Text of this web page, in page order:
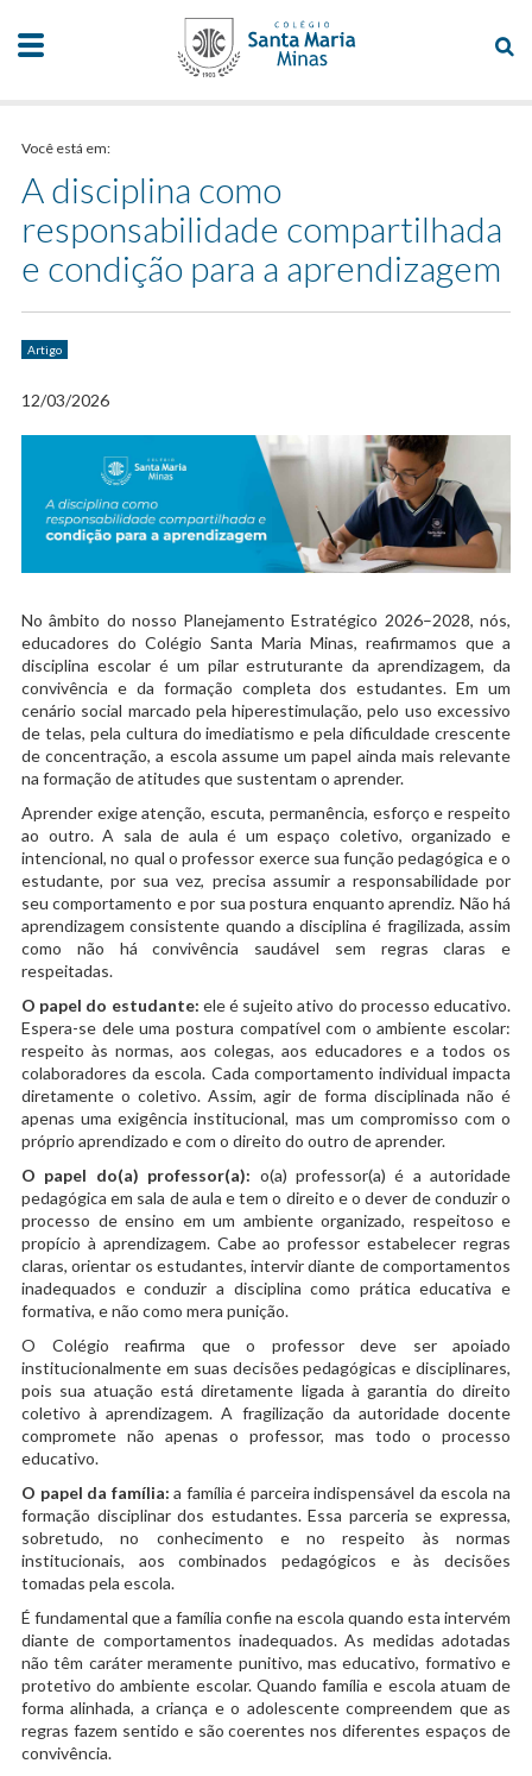
Você está em:
A disciplina como
responsabilidade compartilhada
e condição para a aprendizagem
Artigo
12/03/2026
No âmbito do nosso Planejamento Estratégico 2026–2028, nós,
educadores do Colégio Santa Maria Minas, reafirmamos que a
disciplina escolar é um pilar estruturante da aprendizagem, da
convivência e da formação completa dos estudantes. Em um
cenário social marcado pela hiperestimulação, pelo uso excessivo
de telas, pela cultura do imediatismo e pela dificuldade crescente
de concentração, a escola assume um papel ainda mais relevante
na formação de atitudes que sustentam o aprender.
Aprender exige atenção, escuta, permanência, esforço e respeito
ao outro. A sala de aula é um espaço coletivo, organizado e
intencional, no qual o professor exerce sua função pedagógica e o
estudante, por sua vez, precisa assumir a responsabilidade por
seu comportamento e por sua postura enquanto aprendiz. Não há
aprendizagem consistente quando a disciplina é fragilizada, assim
como não há convivência saudável sem regras claras e
respeitadas.
O papel do estudante: ele é sujeito ativo do processo educativo.
Espera-se dele uma postura compatível com o ambiente escolar:
respeito às normas, aos colegas, aos educadores e a todos os
colaboradores da escola. Cada comportamento individual impacta
diretamente o coletivo. Assim, agir de forma disciplinada não é
apenas uma exigência institucional, mas um compromisso com o
próprio aprendizado e com o direito do outro de aprender.
O papel do(a) professor(a): o(a) professor(a) é a autoridade
pedagógica em sala de aula e tem o direito e o dever de conduzir o
processo de ensino em um ambiente organizado, respeitoso e
propício à aprendizagem. Cabe ao professor estabelecer regras
claras, orientar os estudantes, intervir diante de comportamentos
inadequados e conduzir a disciplina como prática educativa e
formativa, e não como mera punição.
O Colégio reafirma que o professor deve ser apoiado
institucionalmente em suas decisões pedagógicas e disciplinares,
pois sua atuação está diretamente ligada à garantia do direito
coletivo à aprendizagem. A fragilização da autoridade docente
compromete não apenas o professor, mas todo o processo
educativo.
O papel da família: a família é parceira indispensável da escola na
formação disciplinar dos estudantes. Essa parceria se expressa,
sobretudo, no conhecimento e no respeito às normas
institucionais, aos combinados pedagógicos e às decisões
tomadas pela escola.
É fundamental que a família confie na escola quando esta intervém
diante de comportamentos inadequados. As medidas adotadas
não têm caráter meramente punitivo, mas educativo, formativo e
protetivo do ambiente escolar. Quando família e escola atuam de
forma alinhada, a criança e o adolescente compreendem que as
regras fazem sentido e são coerentes nos diferentes espaços de
convivência.